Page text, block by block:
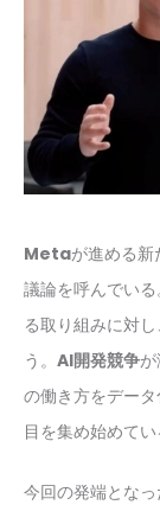
Metaが進める新
議論を呼んでい
る取り組みに対
う。 AI開発競争
の働き方をデー
目を集め始めてい
今回の発端とな